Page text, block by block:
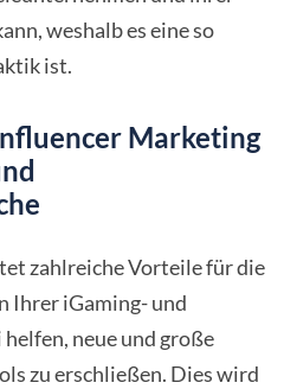
weshalb es eine so
ist.
Marketing
zahlreiche Vorteile für die
Ihrer iGaming- und
neue und große
zu erschließen. Dies wird